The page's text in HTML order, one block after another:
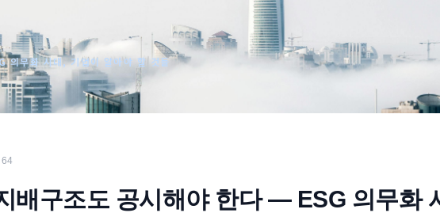
사례분석/최신동향
법률정보
법률지식인
고객후기
의무화 시대, 기업이 알아야 할 것들
64
배구조도 공시해야 한다 — ESG 의무화